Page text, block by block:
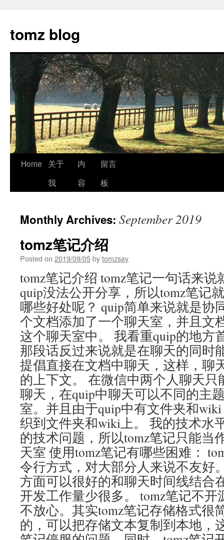
tomz blog
Skip
Home
关于
我
内
容
留言
板
Monthly Archives: September 2019
tomz笔记介绍
Posted on 2019/09/05bytomzsay
tomz笔记介绍 tomz笔记一句话来说
quip没法公开分享，所以tomz笔记
哪些好处呢？ quip简单来说就是协
个文档添加了一个聊天室，并且文
这个聊天室中。 我看重quip的地方
那段话反过来说就是在聊天的同时
提倡直接在文档中聊天，这样，聊
的上下文。 在微信中两个人聊天
聊天，在quip中聊天可以不同的主
室。并且由于quip中有文件夹和
织到文件夹和wiki上。 我的技术水
的技术问题，所以tomz笔记只能当
天室 使用tomz笔记有哪些困难：
令行方式，对大部分人来说不友好
方面可以很好的和聊天时间线结合
开发工作量少很多。 tomz笔记不
不放心。其实tomz笔记存储格式很
的，可以把存储文本复制到本地，